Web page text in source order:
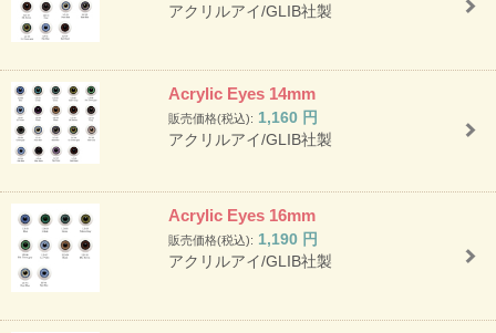
アクリルアイ/GLIB社製
Acrylic Eyes 14mm
販売価格(税込): 1,160 円
アクリルアイ/GLIB社製
Acrylic Eyes 16mm
販売価格(税込): 1,190 円
アクリルアイ/GLIB社製